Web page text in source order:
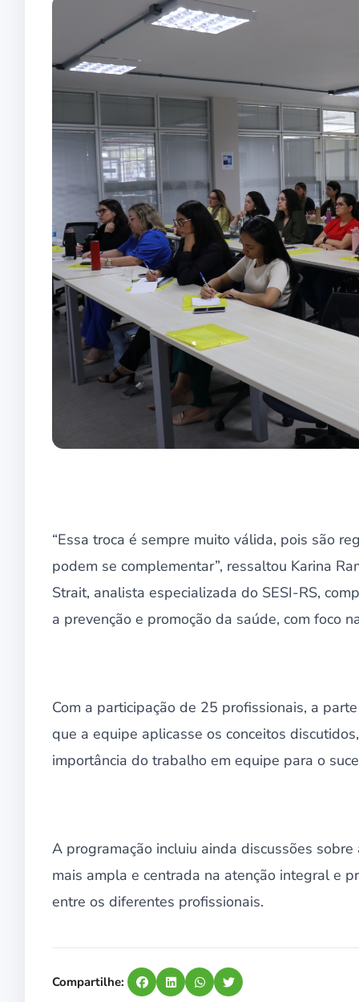
“Essa troca é sempre muito válida, pois são
podem se complementar”, ressaltou Karina
Strait, analista especializada do SESI-RS,
a prevenção e promoção da saúde, com foco
Com a participação de 25 profissionais, a
que a equipe aplicasse os conceitos
importância do trabalho em equipe para o
A programação incluiu ainda discussões
mais ampla e centrada na atenção integral e
entre os diferentes profissionais.
Compartilhe: